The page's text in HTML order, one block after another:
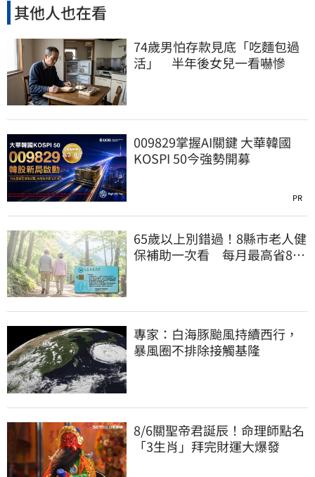
其他人也在看
74歲男怕存款見底「吃麵包過
活」 半年後女兒一看嚇慘
009829掌握AI關鍵 大華韓國
KOSPI 50今強勢開募
PR
65歲以上別錯過！8縣市老人健
保補助一次看 每月最高省826
專家：白海豚颱風持續西行，
暴風圈不排除接觸基隆
8/6關聖帝君誕辰！命理師點名
「3生肖」拜完財運大爆發